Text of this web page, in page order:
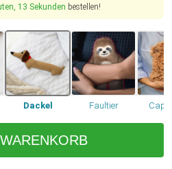
13 Sekunden bestellen!
Dackel Faultier